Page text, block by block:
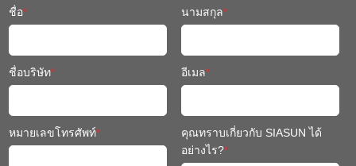
ชื่อ* นามสกุล*
ชื่อบริษัท* อีเมล*
หมายเลขโทรศัพท์*
คุณทราบเกี่ยวกับ SIASUN ได้
อย่างไร?*